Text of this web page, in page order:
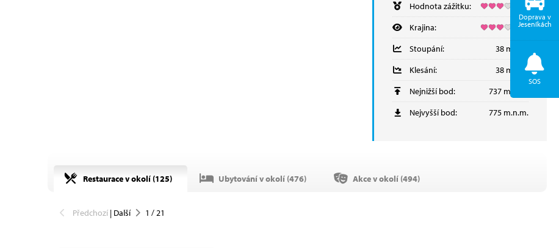
Hodnota zážitku:
Krajina:
Stoupání:
38 metrů
Klesání:
38 metrů
Nejnižší bod:
737 m.n.m.
Nejvyšší bod:
775 m.n.m.
Restaurace v okolí (125) Ubytování v okolí (476) Akce v okolí (494)
Předchozí | Další 1 /21
Doprava v
Jeseníkách
SOS